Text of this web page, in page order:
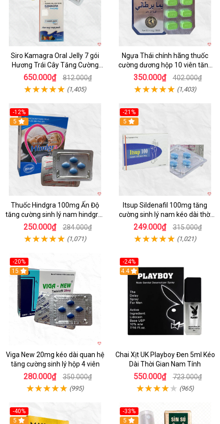
Siro Kamagra Oral Jelly 7 gói
Hương Trái Cây Tăng Cường
Sinh Lý Nam
650.000₫ 812.000₫
(1,405)
Ngựa Thái chính hãng thuốc
cường dương hộp 10 viên tăng
sinh lực
350.000₫ 402.000₫
(1,403)
-12%
5
Thuốc Hindgra 100mg Ấn Độ
tăng cường sinh lý nam hindgra-
100 chống xts cương dương
250.000₫ 284.000₫
(1,071)
-21%
5
Itsup Sildenafil 100mg tăng
cường sinh lý nam kéo dài thời
gian hiệu quả
249.000₫ 315.000₫
(1,021)
-20%
15
Viga New 20mg kéo dài quan hệ
tăng cường sinh lý hộp 4 viên
280.000₫ 350.000₫
(995)
-24%
Hot
4.4
Chai Xịt UK Playboy Đen 5ml Kéo
Dài Thời Gian Nam Tính
550.000₫ 723.000₫
(965)
-40%
5
-33%
5